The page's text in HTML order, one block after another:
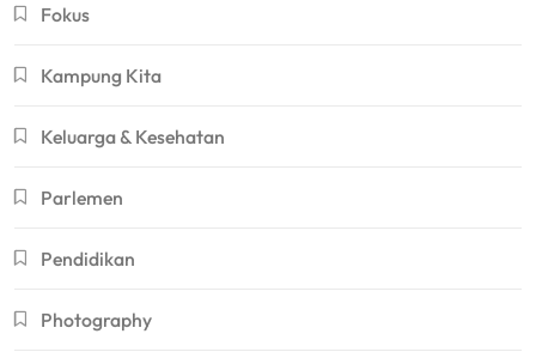
Fokus
Kampung Kita
Keluarga & Kesehatan
Parlemen
Pendidikan
Photography